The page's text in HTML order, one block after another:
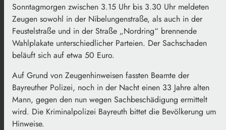
Sonntagmorgen zwischen 3.15 Uhr bis 3.30 Uhr meldeten
Zeugen sowohl in der Nibelungenstraße, als auch in der
Feustelstraße und in der Straße „Nordring“ brennende
Wahlplakate unterschiedlicher Parteien. Der Sachschaden
beläuft sich auf etwa 50 Euro.
Auf Grund von Zeugenhinweisen fassten Beamte der
Bayreuther Polizei, noch in der Nacht einen 33 Jahre alten
Mann, gegen den nun wegen Sachbeschädigung ermittelt
wird. Die Kriminalpolizei Bayreuth bittet die Bevölkerung um
Hinweise.